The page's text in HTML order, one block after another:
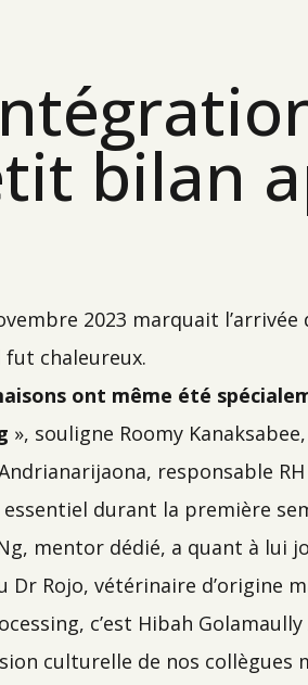
bilan
2023 marquait
fut chaleureux.
ont même été
», souligne Roomy
responsable
durant la première
mentor dédié, a quant à lui
Dr Rojo, vétérinaire d’origine
c’est Hibah
culturelle de nos collègues